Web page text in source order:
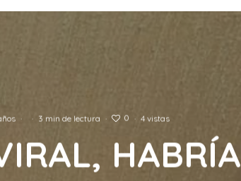
· · 3 min de lectura · 0 · 4 vistas
HABRÍA